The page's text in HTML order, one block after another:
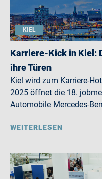
KIEL
Karriere-Kick in Kiel:
ihre Türen
Kiel wird zum Karriere-
2025 öffnet die 18.
Automobile Mercedes-
WEITERLESEN